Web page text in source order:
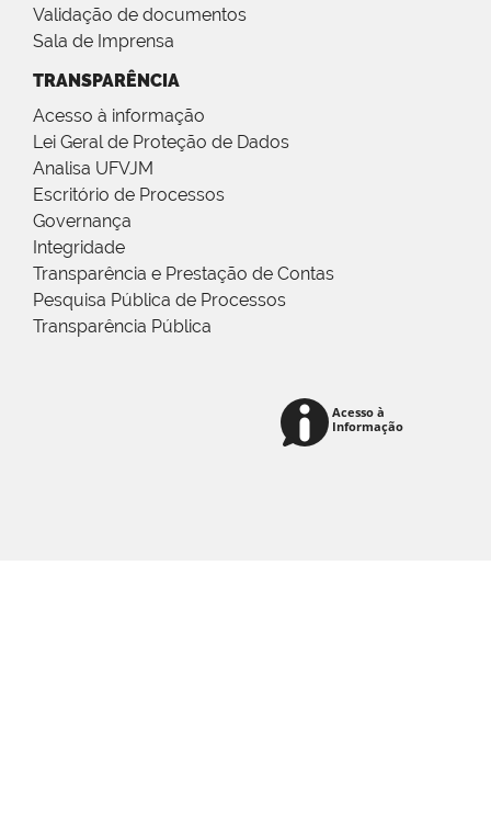
Validação de documentos
Sala de Imprensa
TRANSPARÊNCIA
Acesso à informação
Lei Geral de Proteção de Dados
Analisa UFVJM
Escritório de Processos
Governança
Integridade
Transparência e Prestação de Contas
Pesquisa Pública de Processos
Transparência Pública